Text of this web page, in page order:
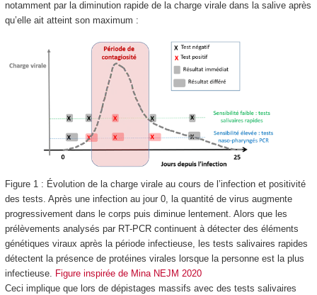
notamment par la diminution rapide de la charge virale dans la salive après
qu’elle ait atteint son maximum :
Figure 1 : Évolution de la charge virale au cours de l’infection et positivité
des tests. Après une infection au jour 0, la quantité de virus augmente
progressivement dans le corps puis diminue lentement. Alors que les
prélèvements analysés par RT-PCR continuent à détecter des éléments
génétiques viraux après la période infectieuse, les tests salivaires rapides
détectent la présence de protéines virales lorsque la personne est la plus
infectieuse. Figure inspirée de Mina NEJM 2020
Ceci implique que lors de dépistages massifs avec des tests salivaires